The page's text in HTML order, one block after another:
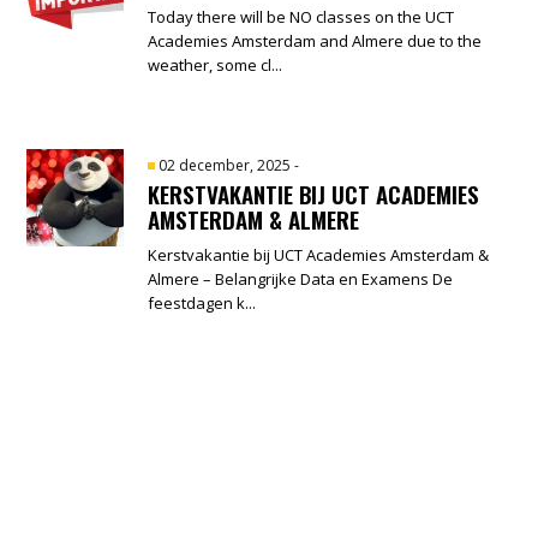
Today there will be NO classes on the UCT
Academies Amsterdam and Almere due to the
weather, some cl...
02 december, 2025-
KERSTVAKANTIE BIJ UCT ACADEMIES
AMSTERDAM & ALMERE
Kerstvakantie bij UCT Academies Amsterdam &
Almere – Belangrijke Data en Examens De
feestdagen k...